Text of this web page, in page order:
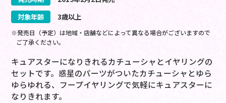
対象年齢
3歳以上
※発売日（予定）は地域・店舗などによって異なる場合がございますので
ご了承ください。
キュアスターになりきれるカチューシャとイヤリングの
セットです。惑星のパーツがついたカチューシャとゆら
ゆらゆれる、フープイヤリングで気軽にキュアスターに
なりきれます。